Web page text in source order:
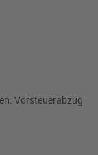
Vorsteuerabzug